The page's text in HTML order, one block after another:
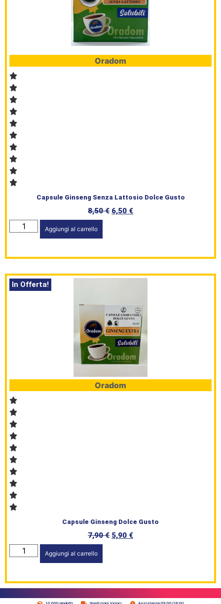
Oradom
Capsule Ginseng Senza Lattosio Dolce Gusto
8,50€ 6,50 €
Aggiungi al carrello
In Offerta!
Oradom
Capsule Ginseng Dolce Gusto
7,90€ 5,90 €
Aggiungi al carrello